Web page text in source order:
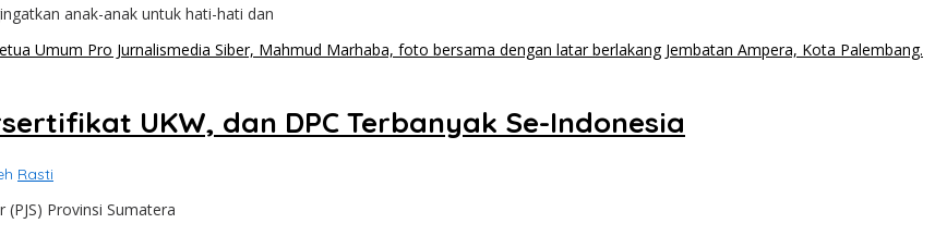
anak-anak untuk hati-hati dan
UKW, dan DPC Terbanyak Se-Indonesia
Rasti
Provinsi Sumatera